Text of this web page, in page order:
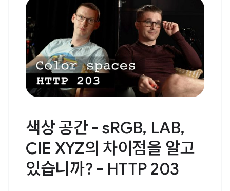
색상 공간 - sRGB, LAB,
CIE XYZ의 차이점을 알고
있습니까? - HTTP 203